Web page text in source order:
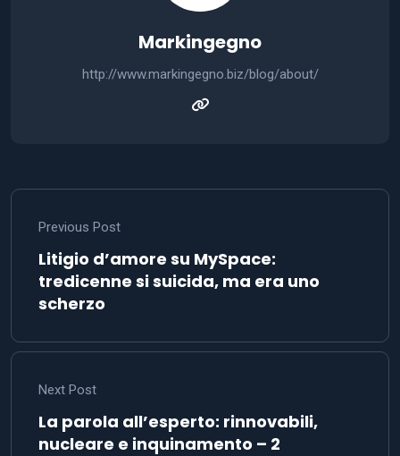
Markingegno
http://www.markingegno.biz/blog/about/
Previous Post
Litigio d’amore su MySpace:
tredicenne si suicida, ma era uno
scherzo
Next Post
La parola all’esperto: rinnovabili,
nucleare e inquinamento – 2